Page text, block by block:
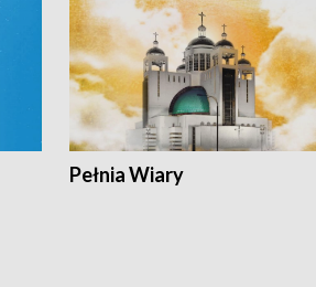
Pełnia Wiary